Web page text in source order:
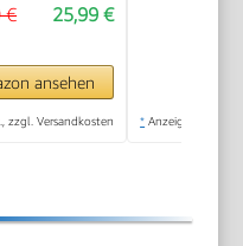
C-
Irrigator
Tägliche
25,99 €
€
ansehen
zzgl. Versandkosten * Anzeige